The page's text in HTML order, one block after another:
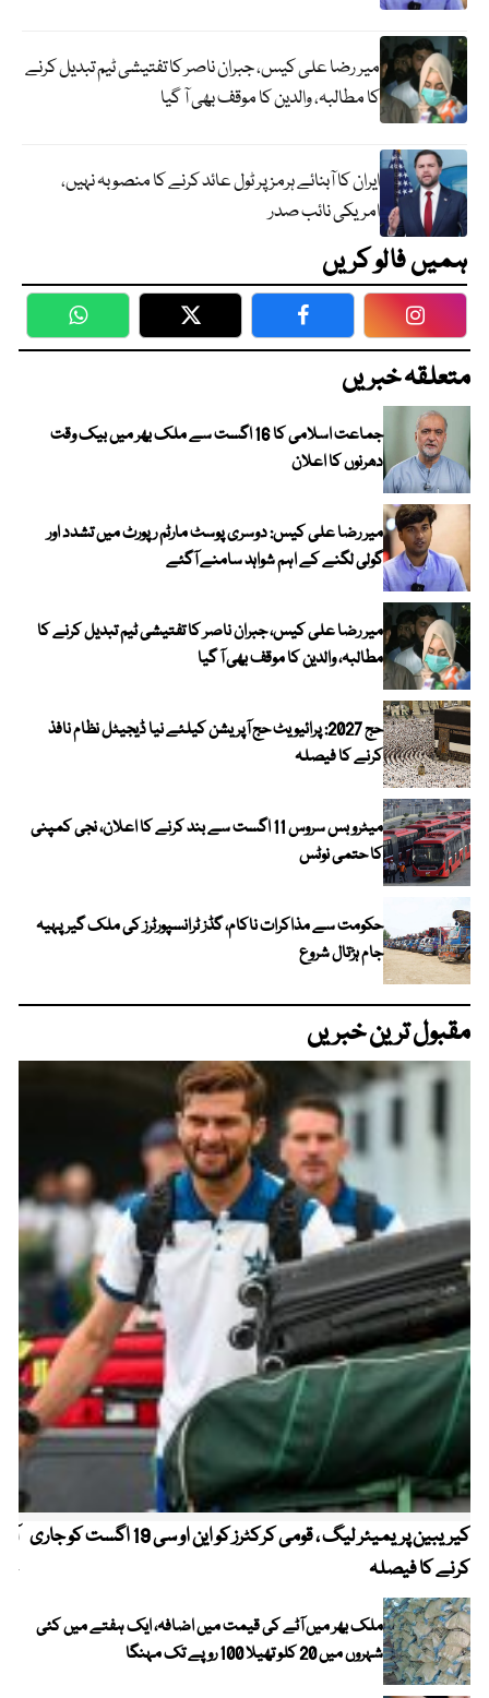
میر رضا علی کیس، جبران ناصر کا تفتیشی ٹیم تبدیل کرنے
کا مطالبہ، والدین کا موقف بھی آ گیا
ایران کا آبنائے ہرمز پر ٹول عائد کرنے کا منصوبہ نہیں،
امریکی نائب صدر
ہمیں فالو کریں
WhatsApp Twitter Facebook
متعلقہ خبریں
جماعت اسلامی کا 16 اگست سے ملک بھر میں بیک وقت
دھرنوں کا اعلان
میر رضا علی کیس: دوسری پوسٹ مارٹم رپورٹ میں تشدد اور
گولی لگنے کے اہم شواہد سامنے آگئے
میر رضا علی کیس، جبران ناصر کا تفتیشی ٹیم تبدیل کرنے کا
مطالبہ، والدین کا موقف بھی آ گیا
حج 2027: پرائیویٹ حج آپریشن کیلئے نیا ڈیجیٹل نظام نافذ
کرنے کا فیصلہ
میٹرو بس سروس 11 اگست سے بند کرنے کا اعلان، نجی کمپنی
کا حتمی نوٹس
حکومت سے مذاکرات ناکام، گڈز ٹرانسپورٹرز کی ملک گیر پہیہ
جام ہڑتال شروع
مقبول ترین خبریں
کیریبین پریمیئر لیگ ، قومی کرکٹرز کو این او سی 19 اگست کو جاری
کرنے کا فیصلہ
ملک بھر میں آٹے کی قیمت میں اضافہ، ایک ہفتے میں کئی
شہروں میں 20 کلو تھیلا 100 روپے تک مہنگا